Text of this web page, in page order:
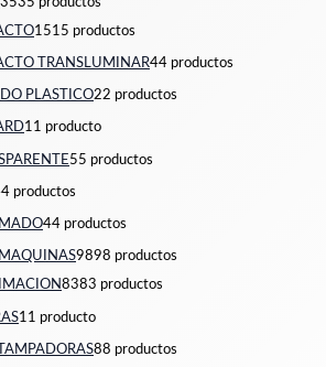
1515 productos
TRANSLUMINAR44 productos
PLASTICO22 productos
11 producto
55 productos
4 productos
44 productos
9898 productos
8383 productos
11 producto
88 productos